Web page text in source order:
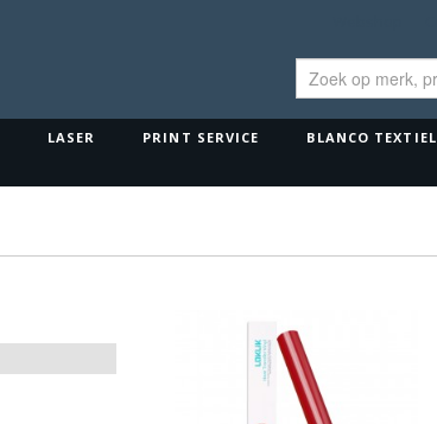
LASER PRINT SERVICE BLANCO TEXTIEL